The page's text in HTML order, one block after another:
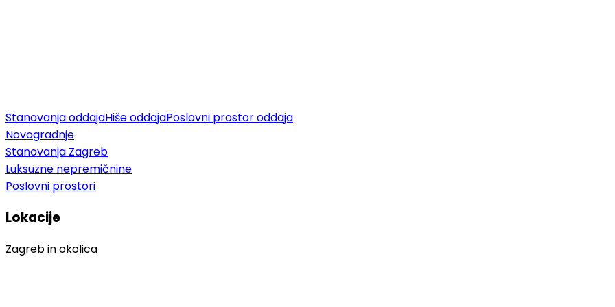
Stanovanja oddajaHiše oddajaPoslovni prostor oddaja
Novogradnje
Stanovanja Zagreb
Luksuzne nepremičnine
Poslovni prostori
Lokacije
Zagreb in okolica